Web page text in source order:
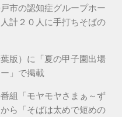
市の認知症グループホー
計２０人に手打ちそばの
版）に「夏の甲子園出場
」で掲載
組「モヤモヤさまぁ～ず
ら「そばは太めで短めの